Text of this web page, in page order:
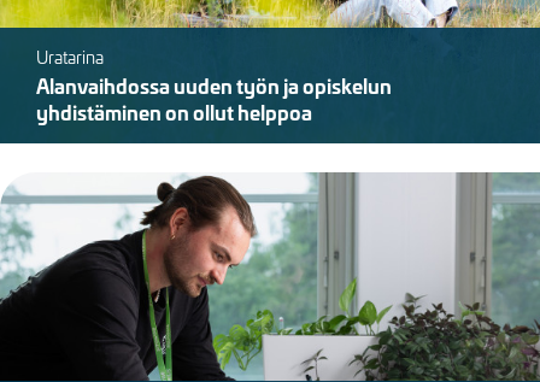
Uratarina
Alanvaihdossa uuden työn ja opiskelun
yhdistäminen on ollut helppoa
Kuva